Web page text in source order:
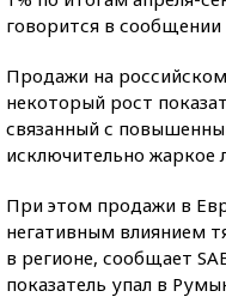
говорится в
Продажи на
некоторый рост
связанный с
исключительно жаркое
При этом продажи в
негативным влиянием
в регионе, сообщает
показатель упал в